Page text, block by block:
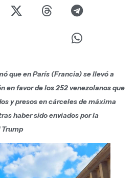
que en París (Francia) se llevó a
en favor de los 252 venezolanos que
y presos en cárceles de máxima
haber sido enviados por la